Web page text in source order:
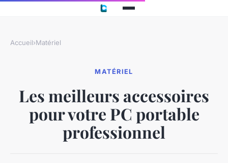
Accueil›Matériel
MATÉRIEL
Les meilleurs accessoires
pour votre PC portable
professionnel